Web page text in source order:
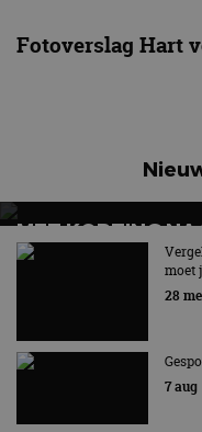
Fotoverslag Hart
MET KORTING
AUTORAI REGELT
EV Experience 2026
moet
28
7 aug